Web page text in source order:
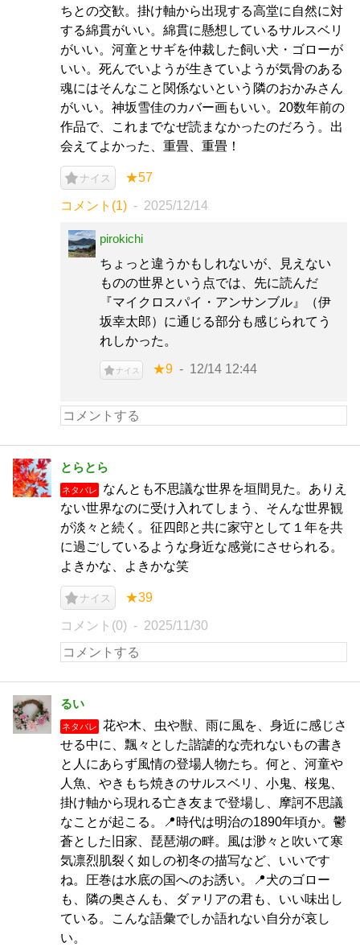
ちとの交歓。掛け軸から出現する高堂に自然に対
する綿貫がいい。綿貫に懸想しているサルスベリ
がいい。河童とサギを仲裁した飼い犬・ゴローが
いい。死んでいようが生きていようが気骨のある
魂にはそんなこと関係ないという隣のおかみさん
がいい。神坂雪佳のカバー画もいい。20数年前の
作品で、これまでなぜ読まなかったのだろう。出
会えてよかった、重畳、重畳！
ナイス ★57
コメント(1) 2025/12/14
pirokichi
ちょっと違うかもしれないが、見えない
ものの世界という点では、先に読んだ
『マイクロスパイ・アンサンブル』（伊
坂幸太郎）に通じる部分も感じられてう
れしかった。
ナイス ★9 12/14 12:44
とらとら
ネタバレ
なんとも不思議な世界を垣間見た。ありえ
ない世界なのに受け入れてしまう、そんな世界観
が淡々と続く。征四郎と共に家守として１年を共
に過ごしているような身近な感覚にさせられる。
よきかな、よきかな笑
ナイス ★39
コメント(0) 2025/11/30
るい
ネタバレ
花や木、虫や獣、雨に風を、身近に感じさ
せる中に、飄々とした諧謔的な売れないもの書き
と人にあらず風情の登場人物たち。何と、河童や
人魚、やきもち焼きのサルスベリ、小鬼、桜鬼、
掛け軸から現れる亡き友まで登場し、摩訶不思議
なことが起こる。📍時代は明治の1890年頃か。鬱
蒼とした旧家、琵琶湖の畔。風は渺々と吹いて寒
気凛烈肌裂く如しの初冬の描写など、いいです
ね。圧巻は水底の国へのお誘い。📍犬のゴロー
も、隣の奥さんも、ダァリアの君も、いい味出し
ている。こんな語彙でしか語れない自分が哀し
い。